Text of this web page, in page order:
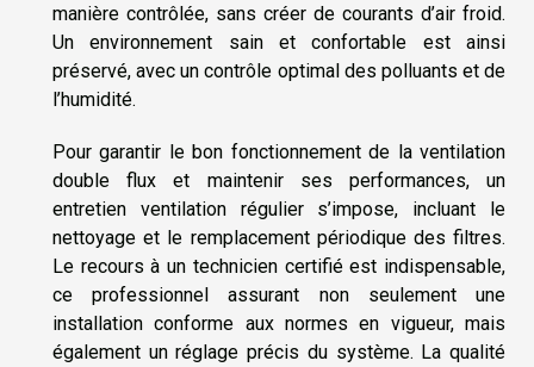
manière contrôlée, sans créer de courants d’air froid.
Un environnement sain et confortable est ainsi
préservé, avec un contrôle optimal des polluants et de
l’humidité.
Pour garantir le bon fonctionnement de la ventilation
double flux et maintenir ses performances, un
entretien ventilation régulier s’impose, incluant le
nettoyage et le remplacement périodique des filtres.
Le recours à un technicien certifié est indispensable,
ce professionnel assurant non seulement une
installation conforme aux normes en vigueur, mais
également un réglage précis du système. La qualité